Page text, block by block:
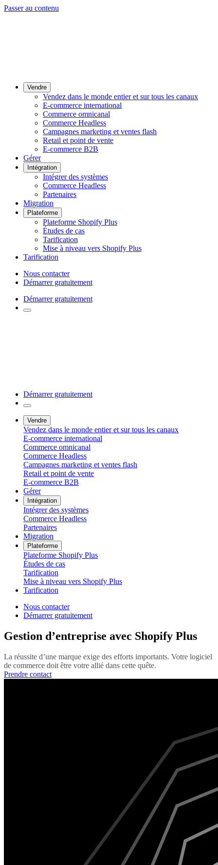
Passer au contenu
Vendre
Vendez dans le monde entier et sur tous les canaux
E-commerce international
Commerce omnicanal
Commerce Headless
Campagnes marketing et ventes flash
Retail et point de vente
E-commerce B2B
Gérer
Intégration
Intégrer des systèmes
Commerce Headless
Partenaires
Migration
Plateforme
Plateforme Shopify Plus
Études de cas
Tarification
Mise à niveau vers Shopify Plus
Tarification
Nous contacter
Démarrer gratuitement
Démarrer gratuitement
Démarrer gratuitement
Vendre
Vendez dans le monde entier et sur tous les canaux
E-commerce international
Commerce omnicanal
Commerce Headless
Campagnes marketing et ventes flash
Retail et point de vente
E-commerce B2B
Gérer
Intégration
Intégrer des systèmes
Commerce Headless
Partenaires
Migration
Plateforme
Plateforme Shopify Plus
Études de cas
Tarification
Mise à niveau vers Shopify Plus
Tarification
Nous contacter
Démarrer gratuitement
Gestion d’entreprise avec Shopify Plus
La réussite d’une marque exige des efforts importants. Votre logiciel
de commerce doit être votre allié dans cette quête.
Prendre contact